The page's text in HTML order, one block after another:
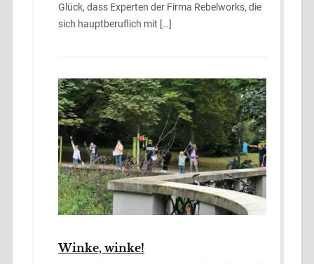
Glück, dass Experten der Firma Rebelworks, die
sich hauptberuflich mit […]
Winke, winke!